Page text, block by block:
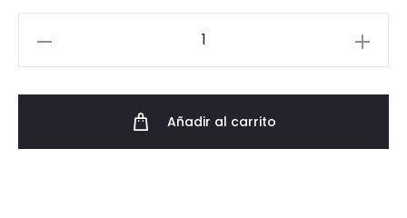
29,95€.20,97€.
Añadir al carrito